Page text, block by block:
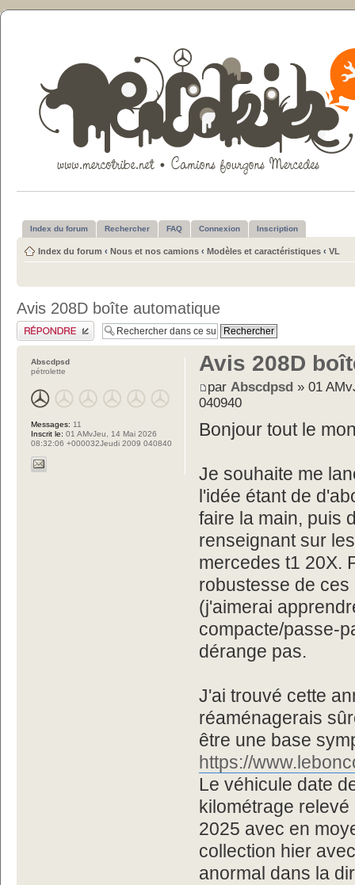
Index du forum Rechercher FAQ Connexion Inscription
Index du forum ‹ Nous et nos camions ‹ Modèles et caractéristiques ‹ VL
Avis 208D boîte automatique
Publier une réponse
Avis 208D
parAbscdpsd » 01
040940
Bonjour tout le
Je souhaite me
l'idée étant de
faire la main, puis
renseignant sur
mercedes t1 20X.
robustesse de
(j'aimerai
compacte/passe-
dérange pas.
J'ai trouvé cette
réaménagerais
être une base
https://
Le véhicule date
kilométrage
2025 avec en
collection hier
anormal dans la
Abscdpsd
pétrolette
Messages: 11
Inscrit le: 01 AMvJeu, 14 Mai 2026
08:32:06 +000032Jeudi 2009 040840